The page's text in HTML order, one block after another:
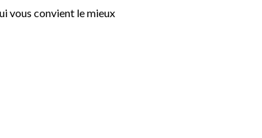
vous convient le mieux